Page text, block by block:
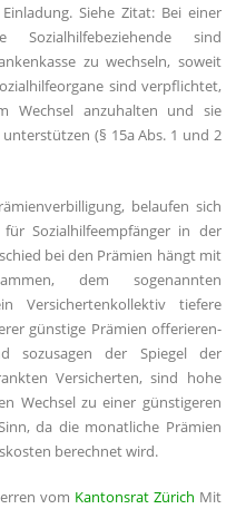
Siehe Zitat: Bei einer
Sozialhilfebeziehende sind
zu wechseln, soweit
sind verpflichtet,
Wechsel anzuhalten und sie
(§ 15a Abs. 1 und 2
belaufen sich
Sozialhilfeempfänger in der
bei den Prämien hängt mit
dem sogenannten
Versichertenkollektiv tiefere
günstige Prämien offerieren-
sozusagen der Spiegel der
Versicherten, sind hohe
Wechsel zu einer günstigeren
da die monatliche Prämien
berechnet wird.
vom Kantonsrat Zürich Mit